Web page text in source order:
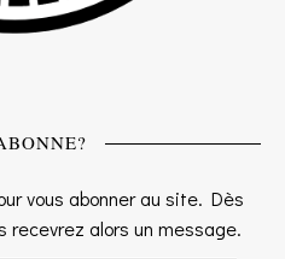
vous abonner au site. Dès
recevrez alors un message.